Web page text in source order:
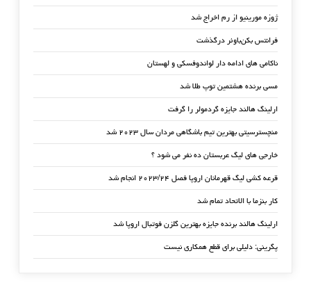
ژوزه مورینیو از رم اخراج شد
فرانتس بکن‌باوئر درگذشت
ناکامی های ادامه دار لواندوفسکی و لهستان
مسی برنده هشتمین توپ طلا شد
ارلینگ هالند جایزه گردمولر را گرفت
منچسترسیتی بهترین تیم باشگاهی مردان سال ۲۰۲۳ شد
خارجی های لیگ عربستان ده نفر می شود ؟
قرعه کشی لیگ قهرمانان اروپا فصل ۲۰۲۳/۲۴ انجام شد
کار بنزما با الاتحاد تمام شد
ارلینگ هالند برنده جایزه بهترین گلزن فوتبال اروپا شد
پگرینی: دلیلی برای قطع همکاری نیست